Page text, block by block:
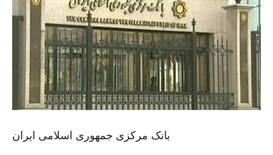
بانک مرکزی جمهوری اسلامی ایران